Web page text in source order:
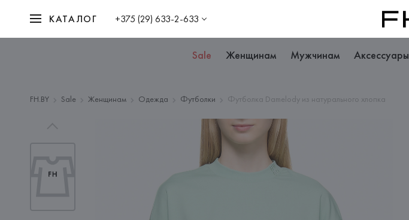
КАТАЛОГ +375 (29) 633-2-633
Sale Женщинам Мужчинам Аксессуары
FH.BY Sale Женщинам Одежда Футболки Футболка Damelody из натурального хлопка